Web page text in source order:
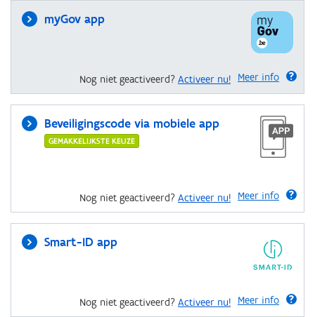
myGov app
Meer info
Nog niet geactiveerd? Activeer nu!
Beveiligingscode via mobiele app
GEMAKKELIJKSTE KEUZE
Meer info
Nog niet geactiveerd? Activeer nu!
Smart-ID app
Meer info
Nog niet geactiveerd? Activeer nu!